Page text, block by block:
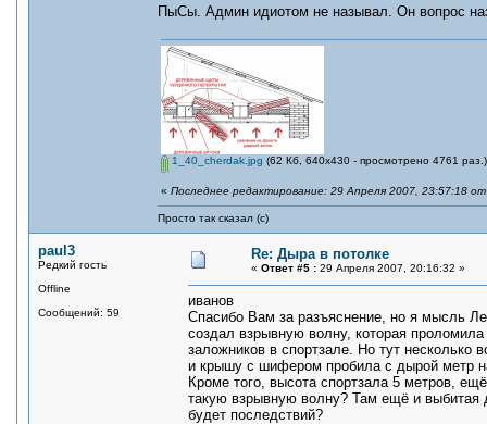
ПыСы. Админ идиотом не называл. Он вопрос
1_40_cherdak.jpg (62 Кб, 640x430 - просмотрено 4761 раз.)
« Последнее редактирование: 29 Апреля 2007, 23:57:18 от
Просто так сказал (с)
paul3
Редкий гость
Offline
Сообщений: 59
Re: Дыра в потолке
« Ответ #5 : 29 Апреля 2007, 20:16:32 »
иванов
Спасибо Вам за разъяснение, но я мысль
создал взрывную волну, которая
заложников в спортзале. Но тут несколько
и крышу с шифером пробила с дырой метр
Кроме того, высота спортзала 5 метров,
такую взрывную волну? Там ещё и выбитая
будет последствий?